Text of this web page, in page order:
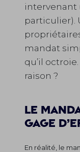
intervenant
particulier).
mandat
qu’il
raison ?
Le
gage
En réalité, le